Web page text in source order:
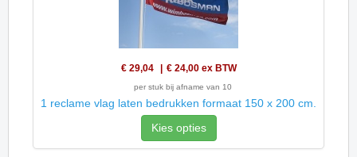
€ 29,04 € 24,00 ex BTW
per stuk bij afname van 10
1 reclame vlag laten bedrukken formaat 150 x 200 cm.
Kies opties